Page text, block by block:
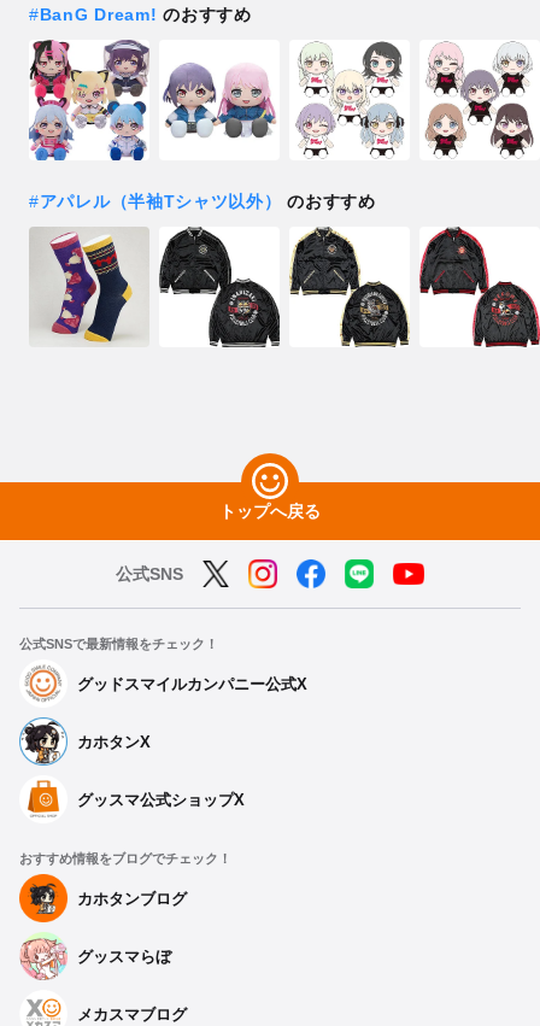
BanG Dream! スカジャン Ave Mujica Mサイズ
#BanG Dream! のおすすめ
#アパレル（半袖Tシャツ以外） のおすすめ
トップへ戻る
公式SNS
公式SNSで最新情報をチェック！
グッドスマイルカンパニー公式X
カホタンX
グッスマ公式ショップX
おすすめ情報をブログでチェック！
カホタンブログ
グッスマらぼ
メカスマブログ